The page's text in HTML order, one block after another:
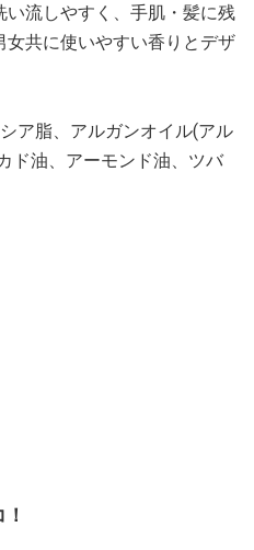
流しやすく、手肌・髪に残
女共に使いやすい香りとデザ
ア脂、アルガンオイル(アル
ド油、アーモンド油、ツバ